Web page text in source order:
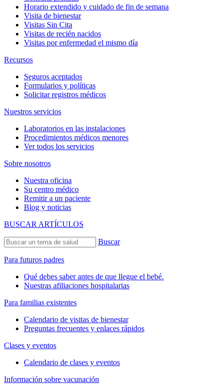
Horario extendido y cuidado de fin de semana
Visita de bienestar
Visitas Sin Cita
Visitas de recién nacidos
Visitas por enfermedad el mismo día
Recursos
Seguros aceptados
Formularios y políticas
Solicitar registros médicos
Nuestros servicios
Laboratorios en las instalaciones
Procedimientos médicos menores
Ver todos los servicios
Sobre nosotros
Nuestra oficina
Su centro médico
Remitir a un paciente
Blog y noticias
BUSCAR ARTÍCULOS
Buscar
Para futuros padres
Qué debes saber antes de que llegue el bebé.
Nuestras afiliaciones hospitalarias
Para familias existentes
Calendario de visitas de bienestar
Preguntas frecuentes y enlaces rápidos
Clases y eventos
Calendario de clases y eventos
Información sobre vacunación